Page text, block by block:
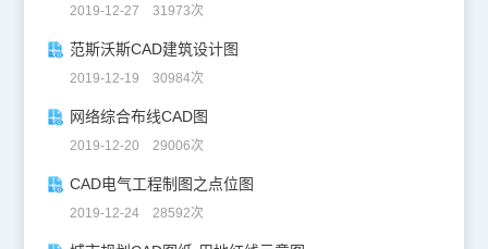
2019-12-27 31973次
范斯沃斯CAD建筑设计图
2019-12-19 30984次
网络综合布线CAD图
2019-12-20 29006次
CAD电气工程制图之点位图
2019-12-24 28592次